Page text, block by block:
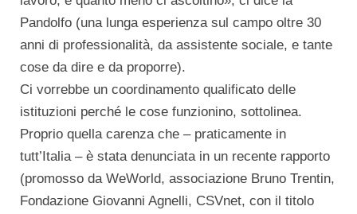
Pandolfo (una lunga esperienza sul campo oltre 30
anni di professionalità, da assistente sociale, e tante
cose da dire e da proporre).
Ci vorrebbe un coordinamento qualificato delle
istituzioni perché le cose funzionino, sottolinea.
Proprio quella carenza che – praticamente in
tutt’Italia – è stata denunciata in un recente rapporto
(promosso da WeWorld, associazione Bruno Trentin,
Fondazione Giovanni Agnelli, CSVnet, con il titolo